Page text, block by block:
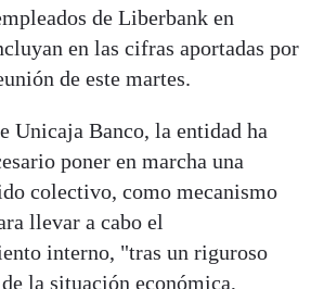
de Liberbank en
en las cifras aportadas por
de este martes.
Unicaja Banco, la entidad ha
poner en marcha una
colectivo, como mecanismo
llevar a cabo el
interno, "tras un riguroso
la situación económica,